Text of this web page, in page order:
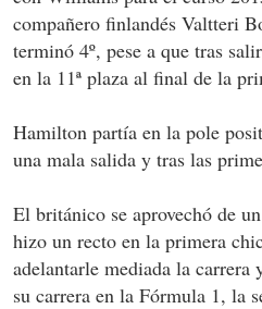
compañero finlandés Valtteri
terminó 4º, pese a que tras
en la 11ª plaza al final de la
Hamilton partía en la pole
una mala salida y tras las
El británico se aprovechó de
hizo un recto en la primera
adelantarle mediada la carrera
su carrera en la Fórmula 1, la